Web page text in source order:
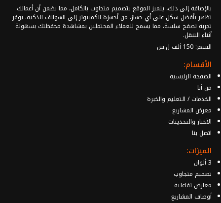
بالإضافة إلى ذلك، يتميز الموقع بتصميم متجاوب بالكامل، مما يضمن أن أعمالك
تظهر بأفضل شكل على أي جهاز، من أجهزة الكمبيوتر إلى الهواتف الذكية. يوفر
تجربة تصفح سلسة، مما يسمح للعملاء المحتملين بمشاهدة محفظتك بسهولة
أثناء التنقل.
السعر: 150 ألف ل.س
الأقسام:
الصفحة الرئيسية
من أنا
الخدمات / التعليم والخبرة
معرض المشاريع
الأخبار والتحديثات
اتصل بنا
الميزات:
3 ألوان
تصميم متجاوب
معارض تفاعلية
أوصاف المشاريع